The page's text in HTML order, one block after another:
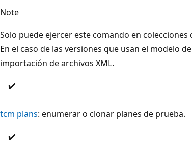
Note
Solo puede ejercer este comando en
En el caso de las versiones que usan el modelo
importación de archivos XML.
✔️
tcm plans: enumerar o clonar planes de prueba.
✔️